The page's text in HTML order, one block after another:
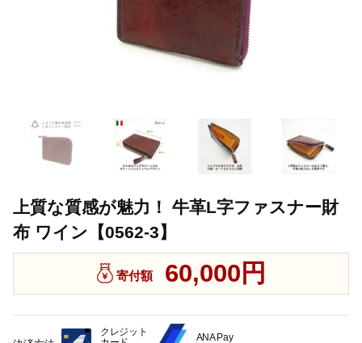
上質な質感が魅力！ 牛革L字ファスナー財
布 ワイン【0562-3】
寄付額 60,000円
クレジット
ANA Pay